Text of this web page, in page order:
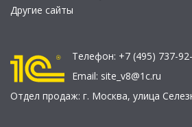
Другие сайты
Телефон: +7 (495) 737-
Email: site_v8@1c.ru
Отдел продаж: г. Москва, улица